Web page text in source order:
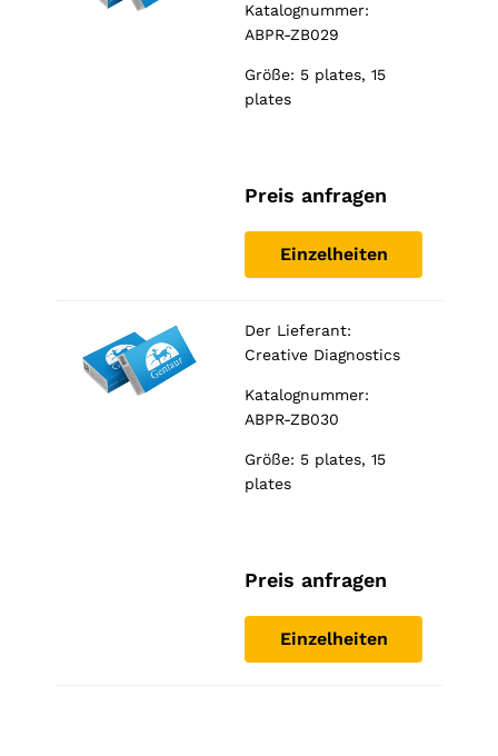
Katalognummer:
ABPR-ZB029
Größe: 5 plates, 15
plates
Preis anfragen
Einzelheiten
Der Lieferant:
Creative Diagnostics
Katalognummer:
ABPR-ZB030
Größe: 5 plates, 15
plates
Preis anfragen
Einzelheiten